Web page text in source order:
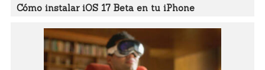
Cómo instalar iOS 17 Beta en tu iPhone